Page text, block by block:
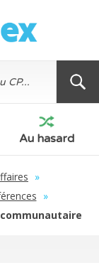
Au hasard
»
»